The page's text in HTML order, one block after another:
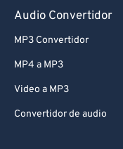
Audio Convertidor
MP3 Convertidor
MP4 a MP3
Video a MP3
Convertidor de audio